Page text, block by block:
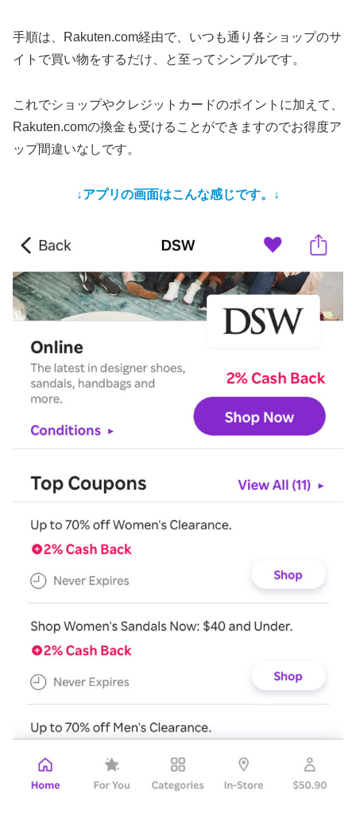
手順は、Rakuten.com経由で、いつも通り各ショップのサ
イトで買い物をするだけ、と至ってシンプルです。
これでショップやクレジットカードのポイントに加えて、
Rakuten.comの換金も受けることができますのでお得度ア
ップ間違いなしです。
↓アプリの画面はこんな感じです。↓